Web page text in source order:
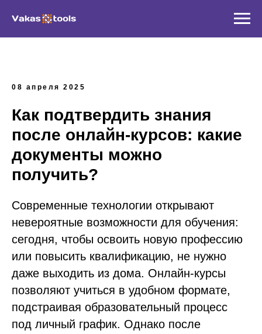
08 апреля 2025
Как подтвердить знания
после онлайн-курсов: какие
документы можно
получить?
Современные технологии открывают
невероятные возможности для обучения:
сегодня, чтобы освоить новую профессию
или повысить квалификацию, не нужно
даже выходить из дома. Онлайн-курсы
позволяют учиться в удобном формате,
подстраивая образовательный процесс
под личный график. Однако после